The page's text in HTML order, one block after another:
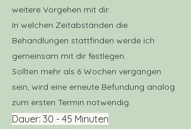
weitere Vorgehen mit dir.
In welchen Zeitabständen die
Behandlungen stattfinden werde ich
gemeinsam mit dir festlegen.
Sollten mehr als 6 Wochen vergangen
sein, wird eine erneute Befundung analog
zum ersten Termin notwendig.
Dauer: 30 - 45 Minuten